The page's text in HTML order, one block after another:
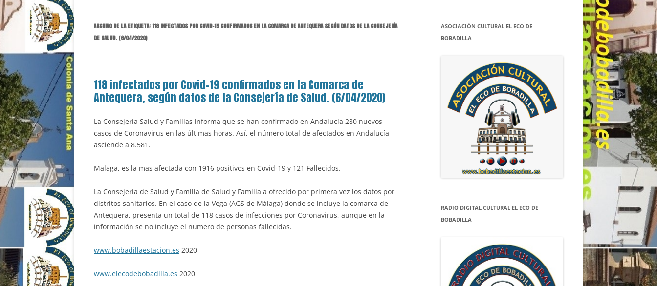
ARCHIVO DE LA ETIQUETA:118 INFECTADOS POR COVID-19 CONFIRMADOS EN LA COMARCA DE ANTEQUERA SEGÚN DATOS DE LA CONSEJERÍA
DE SALUD. (6/04/2020)
118 infectados por Covid-19 confirmados en la Comarca de
Antequera, según datos de la Consejería de Salud. (6/04/2020)
La Consejería Salud y Familias informa que se han confirmado en Andalucía 280 nuevos
casos de Coronavirus en las últimas horas. Así, el número total de afectados en Andalucía
asciende a 8.581.
Malaga, es la mas afectada con 1916 positivos en Covid-19 y 121 Fallecidos.
La Consejería de Salud y Familia de Salud y Familia a ofrecido por primera vez los datos por
distritos sanitarios. En el caso de la Vega (AGS de Málaga) donde se incluye la comarca de
Antequera, presenta un total de 118 casos de infecciones por Coronavirus, aunque en la
información se no incluye el numero de personas fallecidas.
www.bobadillaestacion.es 2020
www.elecodebobadilla.es 2020
ASOCIACIÓN CULTURAL EL ECO DE
BOBADILLA
RADIO DIGITAL CULTURAL EL ECO DE
BOBADILLA